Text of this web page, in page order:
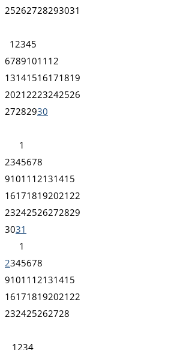
25262728293031
1 2345
67891011 12
13141516171819
2021 2223242526
27282930
1
2345678
91011 12131415
161718192021 22
23242526272829
3031
1
2345678
91011 12131415
161718192021 22
232425262728
1 234